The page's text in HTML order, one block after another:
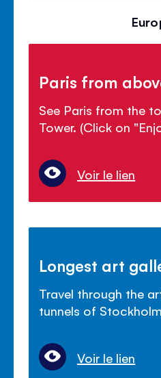
Paris from
See Paris from the
Tower. (Click on
Voir le lien
Longest art
Travel through the
tunnels of
Voir le lien